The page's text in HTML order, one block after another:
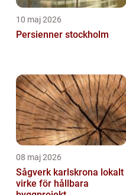
10 maj 2026
Persienner stockholm
08 maj 2026
Sågverk karlskrona lokalt
virke för hållbara